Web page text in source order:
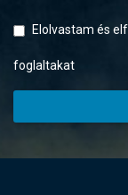
Elolvastam és
foglaltakat